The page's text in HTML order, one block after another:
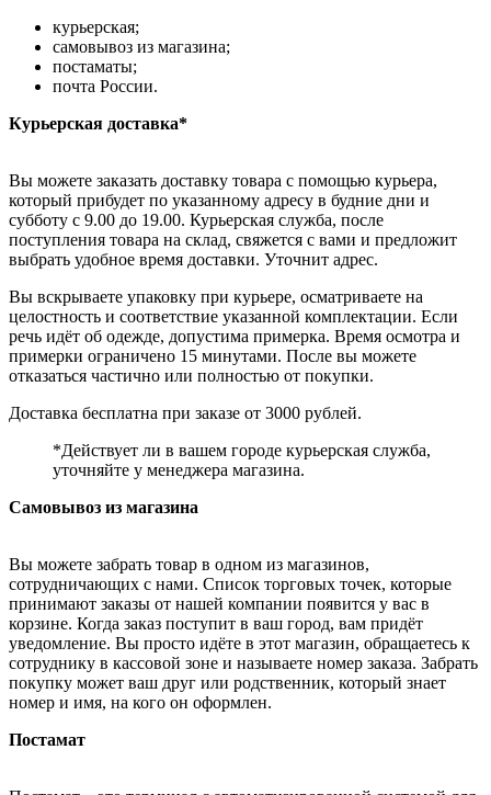
курьерская;
самовывоз из магазина;
постаматы;
почта России.
Курьерская доставка*
Вы можете заказать доставку товара с помощью курьера,
который прибудет по указанному адресу в будние дни и
субботу с 9.00 до 19.00. Курьерская служба, после
поступления товара на склад, свяжется с вами и предложит
выбрать удобное время доставки. Уточнит адрес.
Вы вскрываете упаковку при курьере, осматриваете на
целостность и соответствие указанной комплектации. Если
речь идёт об одежде, допустима примерка. Время осмотра и
примерки ограничено 15 минутами. После вы можете
отказаться частично или полностью от покупки.
Доставка бесплатна при заказе от 3000 рублей.
*Действует ли в вашем городе курьерская служба,
уточняйте у менеджера магазина.
Самовывоз из магазина
Вы можете забрать товар в одном из магазинов,
сотрудничающих с нами. Список торговых точек, которые
принимают заказы от нашей компании появится у вас в
корзине. Когда заказ поступит в ваш город, вам придёт
уведомление. Вы просто идёте в этот магазин, обращаетесь к
сотруднику в кассовой зоне и называете номер заказа. Забрать
покупку может ваш друг или родственник, который знает
номер и имя, на кого он оформлен.
Постамат